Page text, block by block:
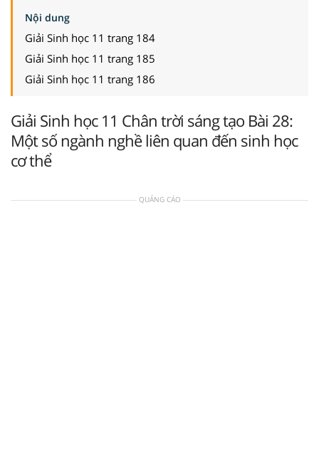
Nội dung
Giải Sinh học 11 trang 184
Giải Sinh học 11 trang 185
Giải Sinh học 11 trang 186
Giải Sinh học 11 Chân trời sáng tạo Bài 28:
Một số ngành nghề liên quan đến sinh học
cơ thể
QUẢNG CÁO